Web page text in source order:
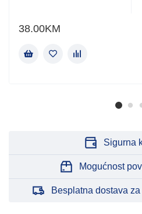
38.00KM
Sigurna
Mogućnost
Besplatna dostava